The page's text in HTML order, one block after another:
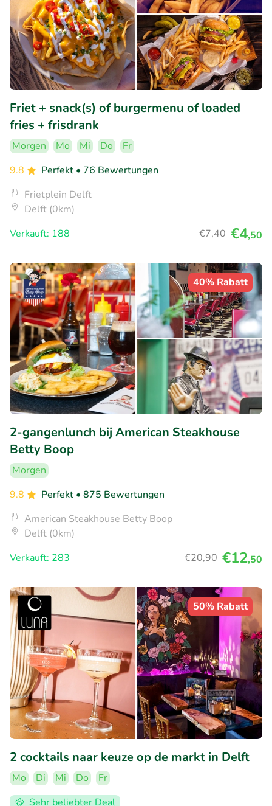
Friet + snack(s) of burgermenu of loaded
fries + frisdrank
Morgen Mo Mi Do
Fr
9.8
Perfekt • 76 Bewertungen
Frietplein Delft
Delft (0km)
Verkauft: 188
€7,40 €4,50
40% Rabatt
2-gangenlunch bij American Steakhouse
Betty Boop
Morgen
9.8
Perfekt • 875 Bewertungen
American Steakhouse Betty Boop
Delft (0km)
Verkauft: 283
€20,90 €12,50
50% Rabatt
2 cocktails naar keuze op de markt in Delft
Mo Di Mi Do
Fr
Sehr beliebter Deal